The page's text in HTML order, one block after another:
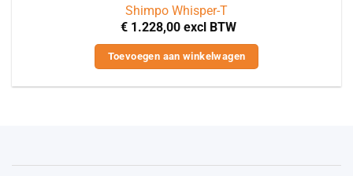
Shimpo Whisper-T
€1.228,00 excl BTW
Toevoegen aan winkelwagen